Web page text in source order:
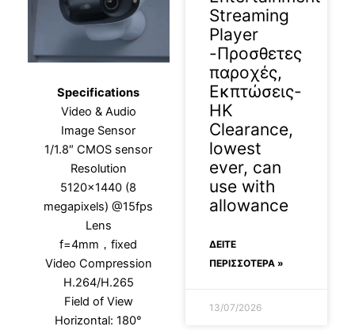
Specifications
Video & Audio
Image Sensor
1/1.8″ CMOS sensor
Resolution
5120×1440 (8
megapixels) @15fps
Lens
f=4mm，fixed
Video Compression
H.264/H.265
Field of View
Horizontal: 180°
Streaming
Player
-Προσθετες
παροχές,
Εκπτώσεις-
HK
Clearance,
lowest
ever, can
use with
allowance
ΔΕΊΤΕ
ΠΕΡΙΣΣΟΤΕΡΑ »
13/07/2026